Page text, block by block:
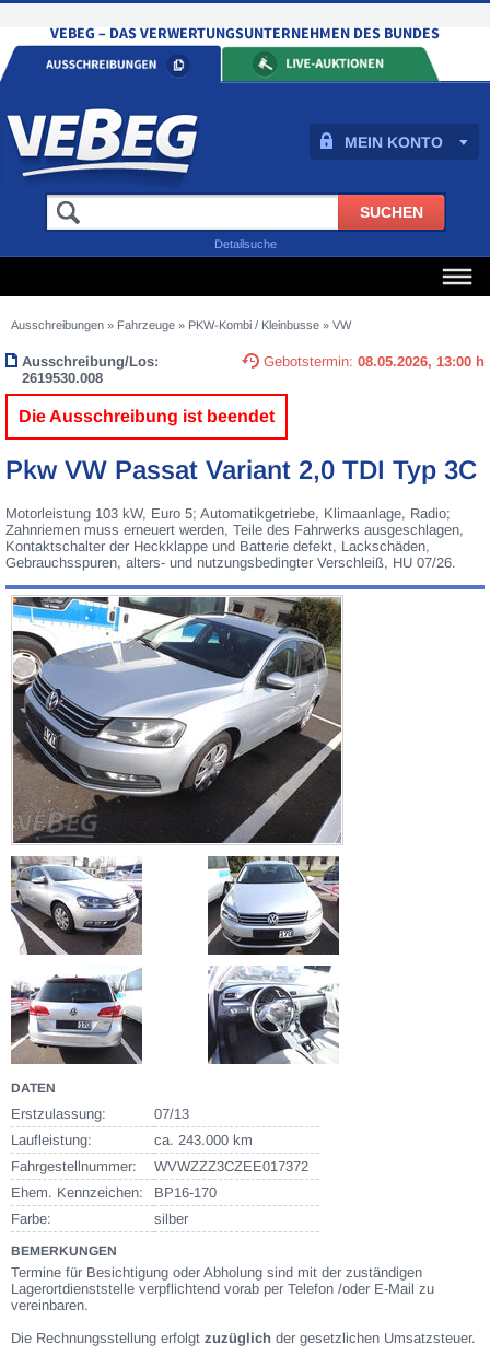
MEIN KONTO
Detailsuche
Ausschreibungen » Fahrzeuge » PKW-Kombi / Kleinbusse » VW
Gebotstermin: 08.05.2026, 13:00 h
Ausschreibung/Los:
2619530.008
Die Ausschreibung ist beendet
Pkw VW Passat Variant 2,0 TDI Typ 3C
Motorleistung 103 kW, Euro 5; Automatikgetriebe, Klimaanlage, Radio;
Zahnriemen muss erneuert werden, Teile des Fahrwerks ausgeschlagen,
Kontaktschalter der Heckklappe und Batterie defekt, Lackschäden,
Gebrauchsspuren, alters- und nutzungsbedingter Verschleiß, HU 07/26.
DATEN
Erstzulassung:
07/13
Laufleistung:
ca. 243.000 km
Fahrgestellnummer:
WVWZZZ3CZEE017372
Ehem. Kennzeichen:
BP16-170
Farbe:
silber
BEMERKUNGEN
Termine für Besichtigung oder Abholung sind mit der zuständigen
Lagerortdienststelle verpflichtend vorab per Telefon /oder E-Mail zu
vereinbaren.
Die Rechnungsstellung erfolgt zuzüglich der gesetzlichen Umsatzsteuer.